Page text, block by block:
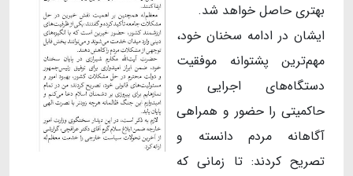
بهتری حاصل خواهد شد.
ایشان در ادامه سخنان خود،
مهم‌ترین پشتوانه موفقیت
دستگاه‌های اجرایی و
حاکمیتی را حضور و همراهی
آگاهانه مردم دانسته و
تصریح کردند: تا زمانی که